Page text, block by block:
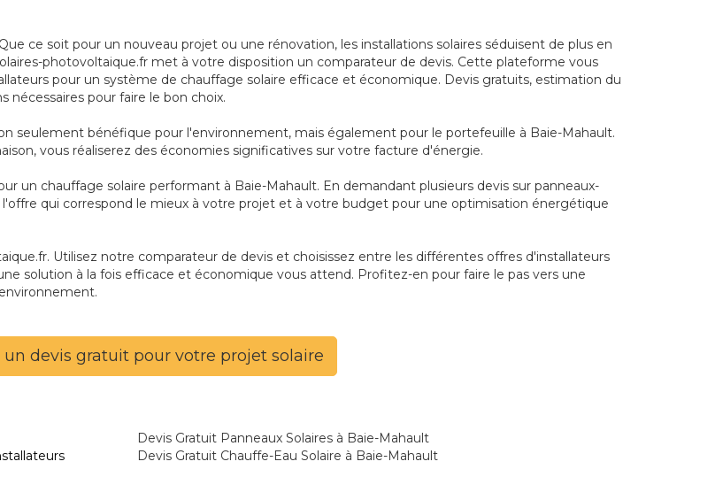
ce soit pour un nouveau projet ou une rénovation, les installations solaires séduisent de plus en
photovoltaique.fr met à votre disposition un comparateur de devis. Cette plateforme vous
pour un système de chauffage solaire efficace et économique. Devis gratuits, estimation du
pour faire le bon choix.
seulement bénéfique pour l'environnement, mais également pour le portefeuille à Baie-Mahault.
vous réaliserez des économies significatives sur votre facture d'énergie.
un chauffage solaire performant à Baie-Mahault. En demandant plusieurs devis sur panneaux-
qui correspond le mieux à votre projet et à votre budget pour une optimisation énergétique
Utilisez notre comparateur de devis et choisissez entre les différentes offres d'installateurs
solution à la fois efficace et économique vous attend. Profitez-en pour faire le pas vers une
un devis gratuit pour votre projet solaire
Devis Gratuit Panneaux Solaires à Baie-Mahault
Devis Gratuit Chauffe-Eau Solaire à Baie-Mahault